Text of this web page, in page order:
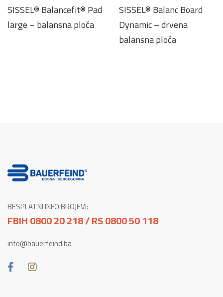
SISSEL® Balancefit® Pad
large – balansna ploča
SISSEL® Balanc Board
Dynamic – drvena
balansna ploča
BESPLATNI INFO BROJEVI:
FBIH 0800 20 218 / RS 0800 50 118
info@bauerfeind.ba